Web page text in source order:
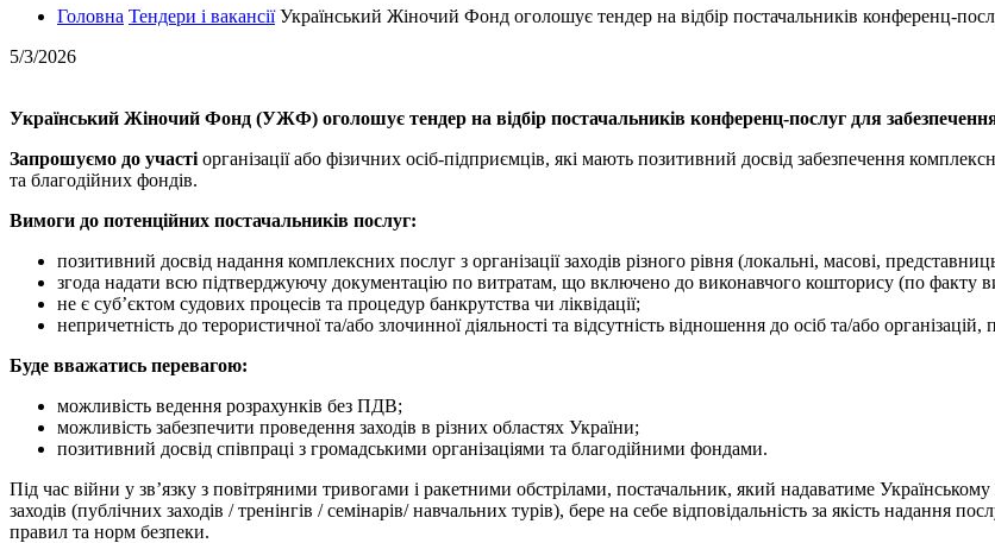
Головна Тендери і вакансії Український Жіночий Фонд оголошує тендер на відбір постачальників конференц-
5/3/2026
Український Жіночий Фонд (УЖФ) оголошує тендер на відбір постачальників конференц-послуг для
Запрошуємо до участі організації або фізичних осіб-підприємців, які мають позитивний досвід забезпечення
та благодійних фондів.
Вимоги до потенційних постачальників послуг:
позитивний досвід надання комплексних послуг з організації заходів різного рівня (локальні, масові,
згода надати всю підтверджуючу документацію по витратам, що включено до виконавчого кошторису (по факту
не є суб’єктом судових процесів та процедур банкрутства чи ліквідації;
непричетність до терористичної та/або злочинної діяльності та відсутність відношення до осіб та/або
Буде вважатись перевагою:
можливість ведення розрахунків без ПДВ;
можливість забезпечити проведення заходів в різних областях України;
позитивний досвід співпраці з громадськими організаціями та благодійними фондами.
Під час війни у зв’язку з повітряними тривогами і ракетними обстрілами, постачальник, який надаватиме
заходів (публічних заходів / тренінгів / семінарів/ навчальних турів), бере на себе відповідальність за якість
правил та норм безпеки.